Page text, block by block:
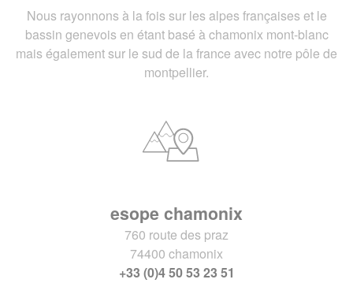
Nous rayonnons à la fois sur les alpes françaises et le
bassin genevois en étant basé à chamonix mont-blanc
mais également sur le sud de la france avec notre pôle de
montpellier.
esope chamonix
760 route des praz
74400 chamonix
+33 (0)4 50 53 23 51